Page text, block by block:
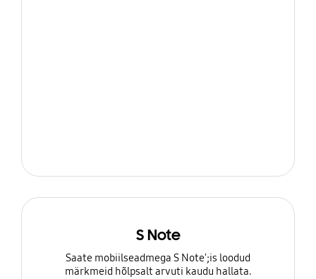
S Note
Saate mobiilseadmega S Note';is loodud
märkmeid hõlpsalt arvuti kaudu hallata.